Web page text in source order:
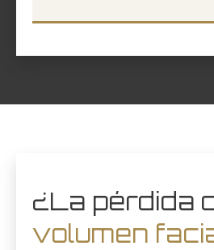
¿La pérdida
volumen